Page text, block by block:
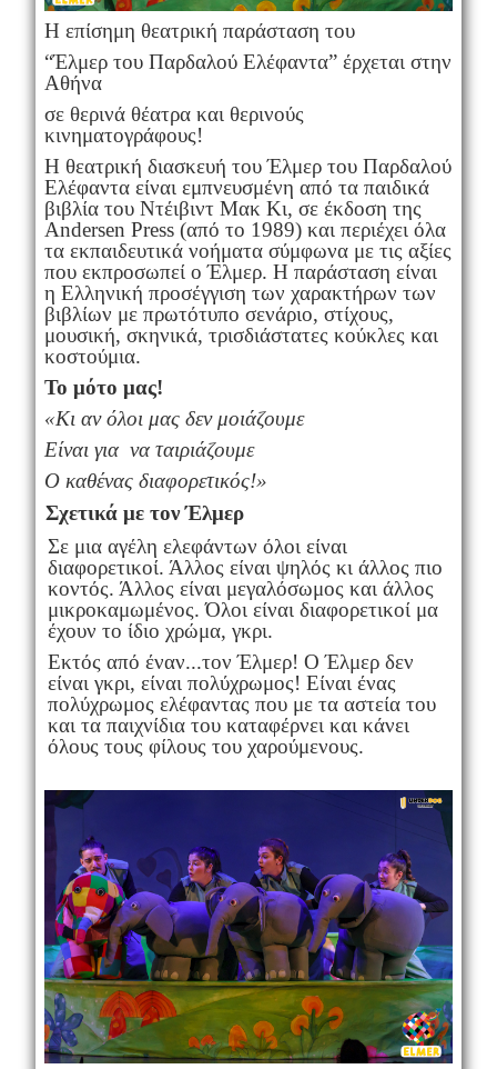
H επίσημη θεατρική παράσταση του
“Έλμερ του Παρδαλού Ελέφαντα” έρχεται στην
Αθήνα
σε θερινά θέατρα και θερινούς
κινηματογράφους!
Η θεατρική διασκευή του Έλμερ του Παρδαλού
Ελέφαντα είναι εμπνευσμένη από τα παιδικά
βιβλία του Ντέιβιντ Μακ Κι, σε έκδοση της
Andersen Press (από το 1989) και περιέχει όλα
τα εκπαιδευτικά νοήματα σύμφωνα με τις αξίες
που εκπροσωπεί ο Έλμερ. Η παράσταση είναι
η Ελληνική προσέγγιση των χαρακτήρων των
βιβλίων με πρωτότυπο σενάριο, στίχους,
μουσική, σκηνικά, τρισδιάστατες κούκλες και
κοστούμια.
Το μότο μας!
«Κι αν όλοι μας δεν μοιάζουμε
Είναι για να ταιριάζουμε
Ο καθένας διαφορετικός!»
Σχετικά με τον Έλμερ
Σε μια αγέλη ελεφάντων όλοι είναι
διαφορετικοί. Άλλος είναι ψηλός κι άλλος πιο
κοντός. Άλλος είναι μεγαλόσωμος και άλλος
μικροκαμωμένος. Όλοι είναι διαφορετικοί μα
έχουν το ίδιο χρώμα, γκρι.
Εκτός από έναν...τον Έλμερ! Ο Έλμερ δεν
είναι γκρι, είναι πολύχρωμος! Είναι ένας
πολύχρωμος ελέφαντας που με τα αστεία του
και τα παιχνίδια του καταφέρνει και κάνει
όλους τους φίλους του χαρούμενους.